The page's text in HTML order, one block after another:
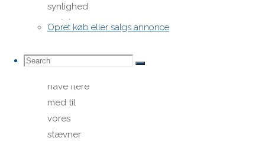
Opret køb eller salgs annonce
Search
Search
Search
synlighed
omkring
vil rigtig
have flere
med til
vores
stævner